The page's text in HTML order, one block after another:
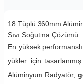
18 Tüplü 360mm
Sıvı Soğutma Çözümü
En yüksek
yükler için
Alüminyum Radyatör,